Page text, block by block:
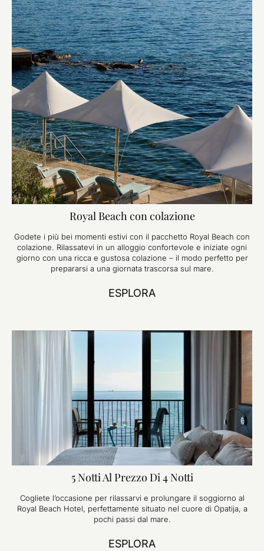
Royal Beach con colazione
Godete i più bei momenti estivi con il pacchetto Royal Beach con
colazione. Rilassatevi in un alloggio confortevole e iniziate ogni
giorno con una ricca e gustosa colazione – il modo perfetto per
prepararsi a una giornata trascorsa sul mare.
ESPLORA
5 Notti Al Prezzo Di 4 Notti
Cogliete l’occasione per rilassarvi e prolungare il soggiorno al
Royal Beach Hotel, perfettamente situato nel cuore di Opatija, a
pochi passi dal mare.
ESPLORA